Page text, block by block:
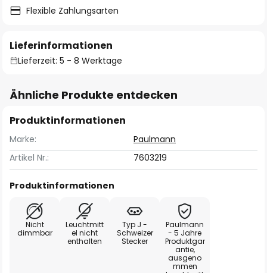
Flexible Zahlungsarten
Lieferinformationen
Lieferzeit: 5 - 8 Werktage
Ähnliche Produkte entdecken
Produktinformationen
Marke:
Paulmann
Artikel Nr.:
7603219
Produktinformationen
Nicht
dimmbar
Leuchtmitt
el nicht
enthalten
Typ J -
Schweizer
Stecker
Paulmann
- 5 Jahre
Produktgar
antie,
ausgeno
mmen